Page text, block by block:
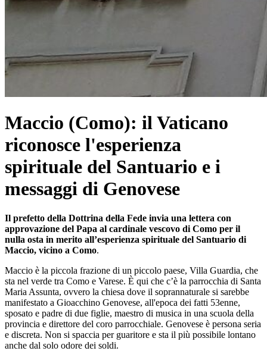
Maccio (Como): il Vaticano
riconosce l'esperienza
spirituale del Santuario e i
messaggi di Genovese
Il prefetto della Dottrina della Fede invia una lettera con
approvazione del Papa al cardinale vescovo di Como per il
nulla osta in merito all’esperienza spirituale del Santuario di
Maccio, vicino a Como.
Maccio è la piccola frazione di un piccolo paese, Villa Guardia, che
sta nel verde tra Como e Varese. È qui che c’è la parrocchia di Santa
Maria Assunta, ovvero la chiesa dove il soprannaturale si sarebbe
manifestato a Gioacchino Genovese, all'epoca dei fatti 53enne,
sposato e padre di due figlie, maestro di musica in una scuola della
provincia e direttore del coro parrocchiale. Genovese è persona seria
e discreta. Non si spaccia per guaritore e sta il più possibile lontano
anche dal solo odore dei soldi.